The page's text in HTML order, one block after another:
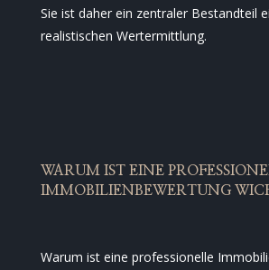
Sie ist daher ein zentraler Bestandteil
realistischen Wertermittlung.
WARUM IST EINE
IMMOBILIENBEWERTUNG
Warum ist eine professionelle